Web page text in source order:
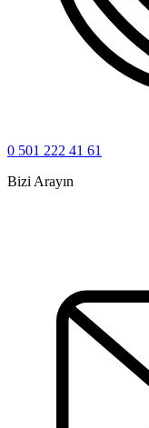
0 501 222 41 61
Bizi Arayın